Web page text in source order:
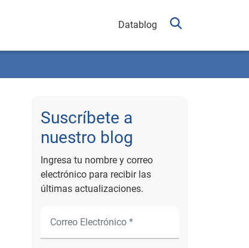
Datablog
Suscríbete a
nuestro blog
Ingresa tu nombre y correo
electrónico para recibir las
últimas actualizaciones.